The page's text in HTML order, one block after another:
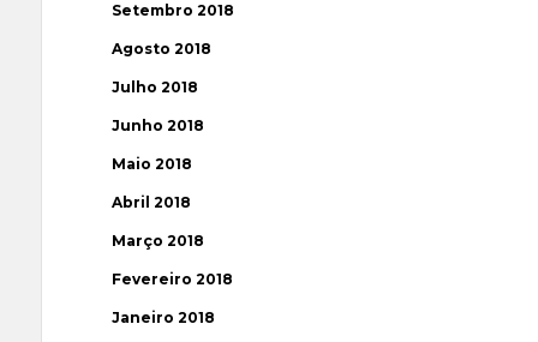
Setembro 2018
Agosto 2018
Julho 2018
Junho 2018
Maio 2018
Abril 2018
Março 2018
Fevereiro 2018
Janeiro 2018